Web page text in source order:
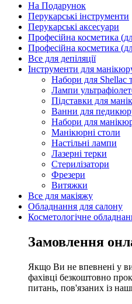
На Подарунок
Перукарські інструменти
Перукарські аксесуари
Професійна косметика
Професійна косметика
Все для депіляції
Інструменти для
Набори для Shellac
Лампи
Підставки для
Ванни для
Набори для
Манікюрні столи
Настільні лампи
Лазерні терки
Стерилізатори
Фрезери
Витяжки
Все для макіяжу
Обладнання для салону
Косметологічне
Замовлення
Якщо Ви не впевнені у
фахівці безкоштовно
питань, пов'язаних із